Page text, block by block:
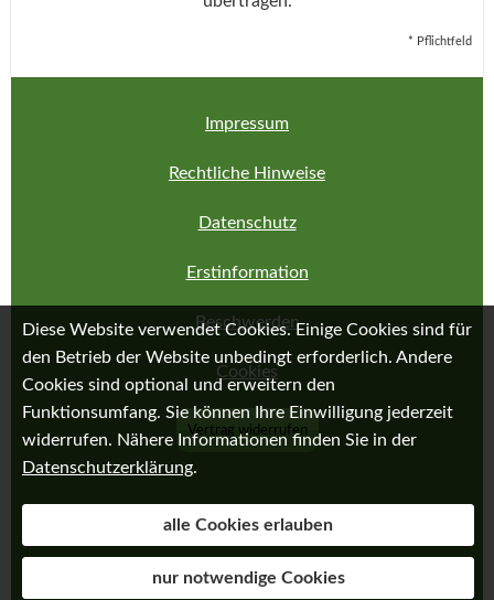
* Pflichtfeld
Impressum
Rechtliche Hinweise
Datenschutz
Erstinformation
Beschwerden
Cookies
Vertrag widerrufen
Diese Website verwendet Cookies. Einige Cookies sind für
den Betrieb der Website unbedingt erforderlich. Andere
Cookies sind optional und erweitern den
Funktionsumfang. Sie können Ihre Einwilligung jederzeit
widerrufen. Nähere Informationen finden Sie in der
Datenschutzerklärung.
alle Cookies erlauben
nur notwendige Cookies